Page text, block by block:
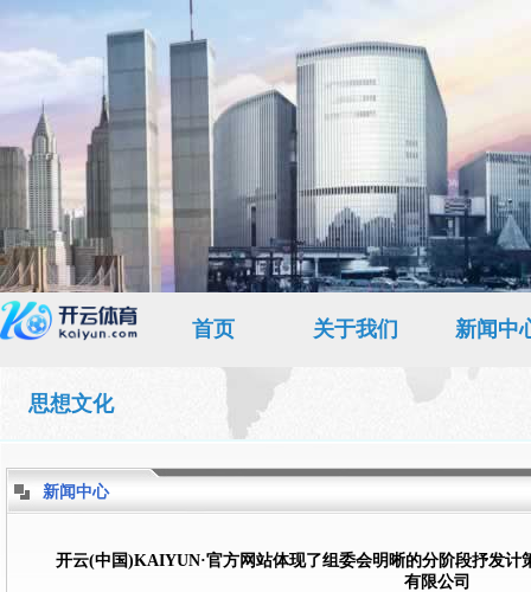
首页 关于我们 新闻中
思想文化
新闻中心
开云(中国)KAIYUN·官方网站体现了组委会明晰的分阶段抒发计
有限公司